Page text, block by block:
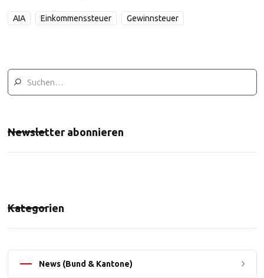
AIA Einkommenssteuer Gewinnsteuer
Newsletter abonnieren
Kategorien
News (Bund & Kantone)